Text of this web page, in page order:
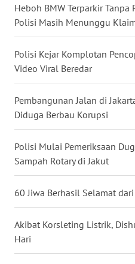
Heboh BMW Terparkir Tanpa
Polisi Masih Menunggu
Polisi Kejar Komplotan
Video Viral Beredar
Pembangunan Jalan di
Diduga Berbau Korupsi
Polisi Mulai Pemeriksaan
Sampah Rotary di Jakut
60 Jiwa Berhasil Selamat
Akibat Korsleting Listrik,
Hari
TOBA
WN
NIAS
WN
LANGKAT
WN
SELATAN
TANJUNG
LESUNG
WN
KARO